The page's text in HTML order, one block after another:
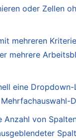
oder Zellen
mehreren
mehrere
eine
Mehrfachauswahl-
Anzahl von